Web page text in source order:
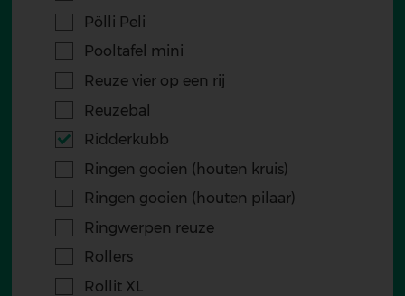
Pölli Peli
Pooltafel mini
Reuze vier op een rij
Reuzebal
Ridderkubb
Ringen gooien (houten kruis)
Ringen gooien (houten pilaar)
Ringwerpen reuze
Rollers
Rollit XL